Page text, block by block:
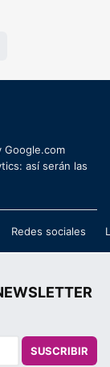
Google.com
así serán las
Redes sociales
SUSCRIBIR